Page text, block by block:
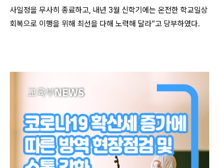
사일정을 무사히 종료하고, 내년 3월 신학기에는 온전한 학교일상
회복으로 이행을 위해 최선을 다해 노력해 달라”고 당부하였다.